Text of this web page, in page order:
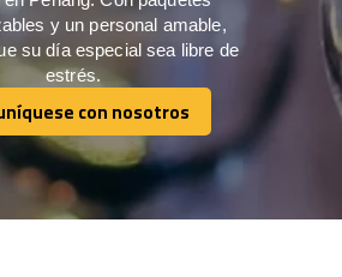
y un personal amable,
su día especial sea libre de
estrés.
con nosotros
con nosotros